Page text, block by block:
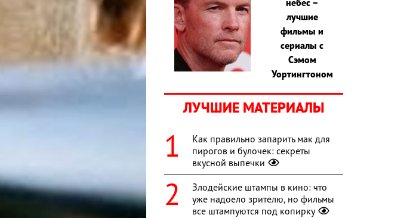
небес –
лучшие
фильмы и
сериалы с
Сэмом
Уортингтоном
ЛУЧШИЕ МАТЕРИАЛЫ
Как правильно запарить мак для
пирогов и булочек: секреты
вкусной выпечки
Злодейские штампы в кино: что
уже надоело зрителю, но фильмы
все штампуются под копирку